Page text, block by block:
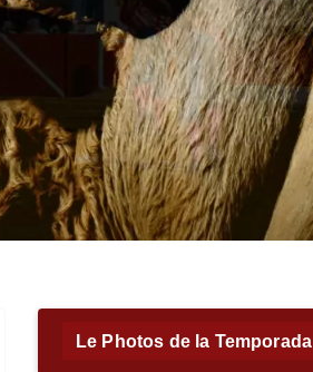
Le Photos de la Temporada